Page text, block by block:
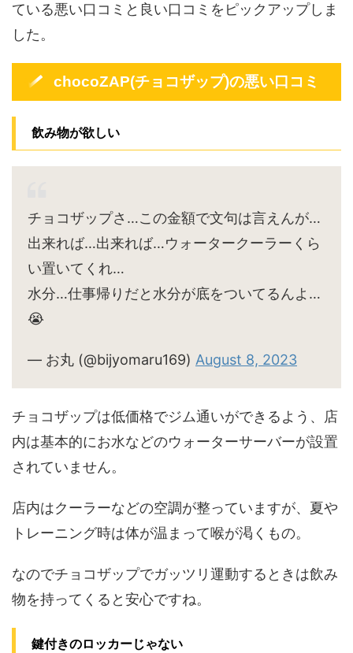
ている悪い口コミと良い口コミをピックアップしま
した。
chocoZAP(チョコザップ)の悪い口コミ
飲み物が欲しい
チョコザップさ…この金額で文句は言えんが…
出来れば…出来れば…ウォータークーラーくら
い置いてくれ…
水分…仕事帰りだと水分が底をついてるんよ…
😭
— お丸 (@bijyomaru169) August 8, 2023
チョコザップは低価格でジム通いができるよう、店
内は基本的にお水などのウォーターサーバーが設置
されていません。
店内はクーラーなどの空調が整っていますが、夏や
トレーニング時は体が温まって喉が渇くもの。
なのでチョコザップでガッツリ運動するときは飲み
物を持ってくると安心ですね。
鍵付きのロッカーじゃない